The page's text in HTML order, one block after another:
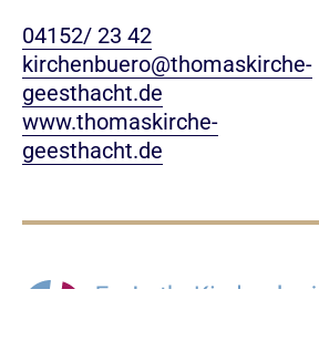
04152/ 23 42
kirchenbuero@thomaskirche-
geesthacht.de
www.thomaskirche-
geesthacht.de